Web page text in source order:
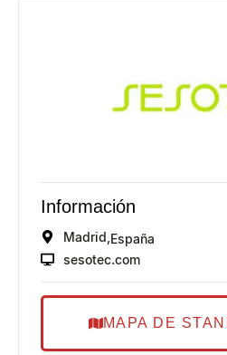
Información
Madrid, España
sesotec.com
MAPA DE